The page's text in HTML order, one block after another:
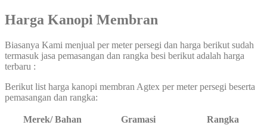
Harga Kanopi Membran
Biasanya Kami menjual per meter persegi dan harga berikut sudah
termasuk jasa pemasangan dan rangka besi berikut adalah harga
terbaru :
Berikut list harga kanopi membran Agtex per meter persegi beserta
pemasangan dan rangka:
Merek/ Bahan Gramasi
Rangka